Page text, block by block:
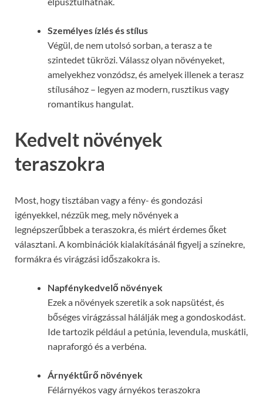
Személyes ízlés és stílus
Végül, de nem utolsó sorban, a terasz a te
szintedet tükrözi. Válassz olyan növényeket,
amelyekhez vonzódsz, és amelyek illenek a terasz
stílusához – legyen az modern, rusztikus vagy
romantikus hangulat.
Kedvelt növények
teraszokra
Most, hogy tisztában vagy a fény- és gondozási
igényekkel, nézzük meg, mely növények a
legnépszerűbbek a teraszokra, és miért érdemes őket
választani. A kombinációk kialakításánál figyelj a színekre,
formákra és virágzási időszakokra is.
Napfénykedvelő növények
Ezek a növények szeretik a sok napsütést, és
bőséges virágzással hálálják meg a gondoskodást.
Ide tartozik például a petúnia, levendula, muskátli,
napraforgó és a verbéna.
Árnyéktűrő növények
Félárnyékos vagy árnyékos teraszokra